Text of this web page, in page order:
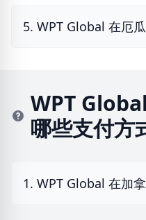
5. WPT Global 在厄
WPT
哪些支付方
1. WPT Global 在加